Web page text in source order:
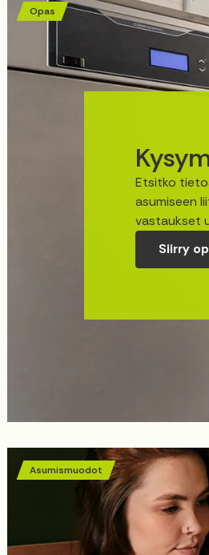
Opas
Etsitko
asumiseen
vastaukset
Siirry
Asumismuodot